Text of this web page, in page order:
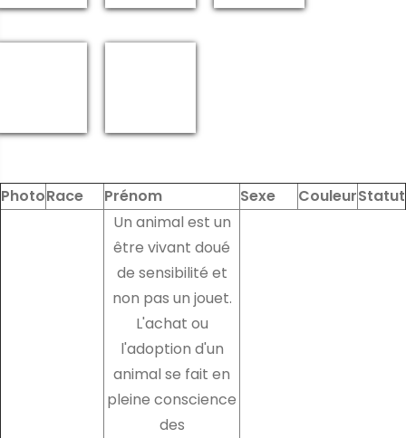
PhotoRace Prénom Sexe CouleurStatut
Un animal est un
être vivant doué
de sensibilité et
non pas un jouet.
L'achat ou
l'adoption d'un
animal se fait en
pleine conscience
des